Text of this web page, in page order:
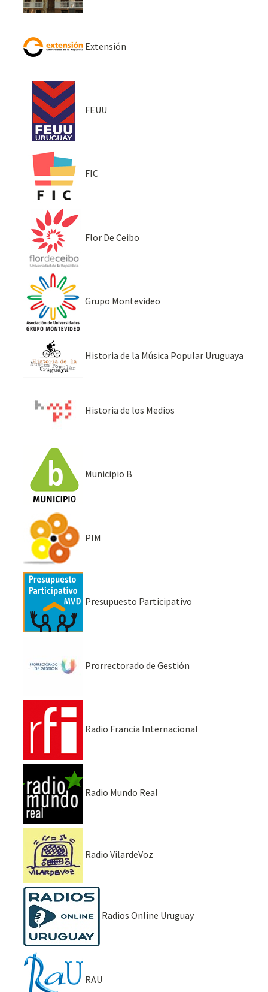
Extensión
FEUU
FIC
Flor De Ceibo
Grupo Montevideo
Historia de la Música Popular Uruguaya
Historia de los Medios
Municipio B
PIM
Presupuesto Participativo
Prorrectorado de Gestión
Radio Francia Internacional
Radio Mundo Real
Radio VilardeVoz
Radios Online Uruguay
RAU